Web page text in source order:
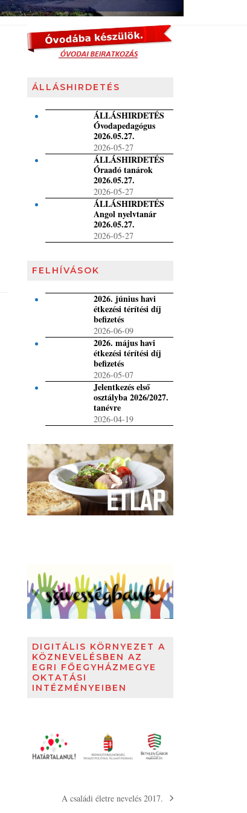
ÁLLÁSHIRDETÉS
ÁLLÁSHIRDETÉS
Óvodapedagógus
2026.05.27.
2026-05-27
ÁLLÁSHIRDETÉS
Óraadó tanárok
2026.05.27.
2026-05-27
ÁLLÁSHIRDETÉS
Angol nyelvtanár
2026.05.27.
2026-05-27
FELHÍVÁSOK
2026. június havi
étkezési térítési díj
befizetés
2026-06-09
2026. május havi
étkezési térítési díj
befizetés
2026-05-07
Jelentkezés első
osztályba 2026/2027.
tanévre
2026-04-19
DIGITÁLIS KÖRNYEZET A
KÖZNEVELÉSBEN AZ
EGRI FŐEGYHÁZMEGYE
OKTATÁSI
INTÉZMÉNYEIBEN
next
A családi életre nevelés 2017.